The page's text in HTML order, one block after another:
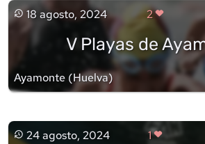
18 agosto, 2024 2
V Playas de
Ayamonte (Huelva)
24 agosto, 2024 1